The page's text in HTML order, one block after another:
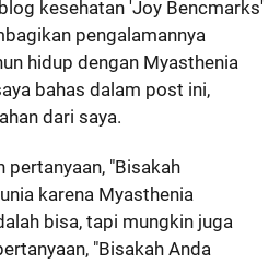
kesehatan 'Joy Bencmarks'
pengalamannya
hidup dengan Myasthenia
bahas dalam post ini,
dari saya.
pertanyaan, "Bisakah
karena Myasthenia
bisa, tapi mungkin juga
"Bisakah Anda